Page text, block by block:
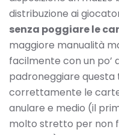
distribuzione ai
senza poggiare le
maggiore manualità
facilmente con un po’
padroneggiare
correttamente le
anulare e medio (il
molto stretto per non